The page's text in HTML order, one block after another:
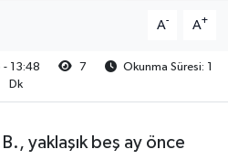
A- A+
13:48 7
Okunma Süresi: 1
Dk
yaklaşık beş ay önce